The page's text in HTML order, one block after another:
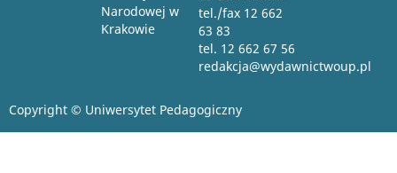
Narodowej w
Krakowie
tel./fax 12 662
63 83
tel. 12 662 67 56
redakcja@wydawnictwoup.pl
Copyright © Uniwersytet Pedagogiczny